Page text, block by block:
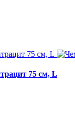
75 см, L